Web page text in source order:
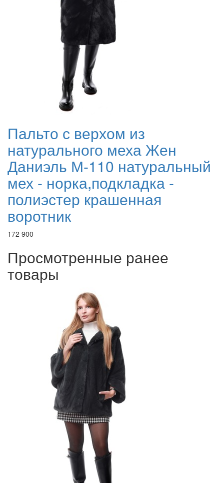
Пальто с верхом из
натурального меха Жен
Даниэль М-110 натуральный
мех - норка,подкладка -
полиэстер крашенная
воротник
172 900
Просмотренные ранее
товары